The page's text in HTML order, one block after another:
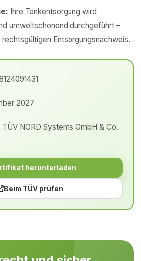
Ihre Tankentsorgung wird
umweltschonend durchgeführt –
rechtsgültigen Entsorgungsnachweis.
2027
TÜV NORD Systems GmbH & Co.
herunterladen
Beim TÜV prüfen